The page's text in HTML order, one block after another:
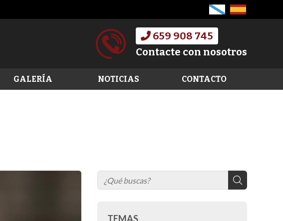
659 908 745
Contacte con nosotros
GALERÍA NOTICIAS CONTACTO
TEMAS